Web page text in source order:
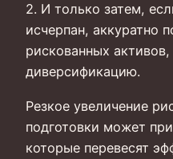
2. И только затем,
исчерпан, аккуратно
рискованных активов,
диверсификацию.
Резкое увеличение
подготовки может
которые перевесят